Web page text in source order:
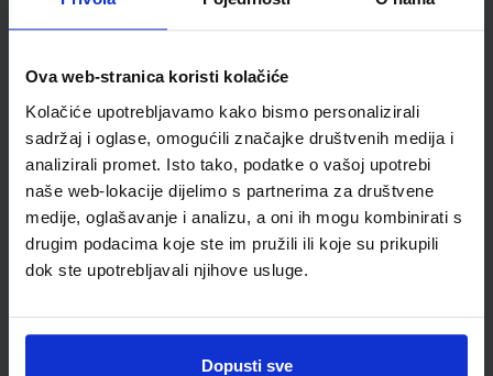
Ova web-stranica koristi kolačiće
Kolačiće upotrebljavamo kako bismo personalizirali
sadržaj i oglase, omogućili značajke društvenih medija i
analizirali promet. Isto tako, podatke o vašoj upotrebi
naše web-lokacije dijelimo s partnerima za društvene
medije, oglašavanje i analizu, a oni ih mogu kombinirati s
drugim podacima koje ste im pružili ili koje su prikupili
dok ste upotrebljavali njihove usluge.
Dopusti sve
Jedinična mjera
Newsletter prijava
Prijavite se kako bi primali informacije o novim